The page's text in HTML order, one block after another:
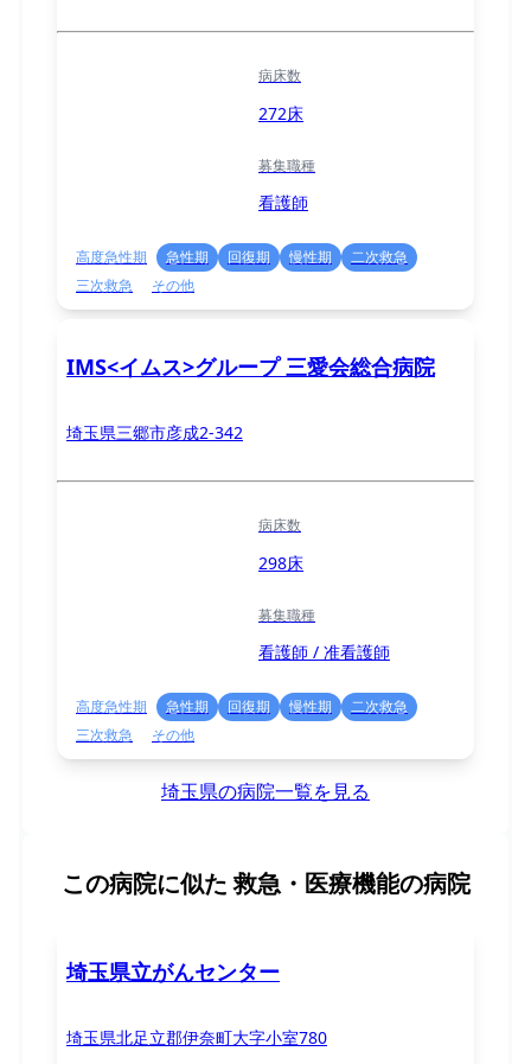
病床数
272床
募集職種
看護師
高度急性期 急性期 回復期 慢性期
二次救急
三次救急
その他
IMS<イムス>グループ 三愛会総合病院
埼玉県三郷市彦成2-342
病床数
298床
募集職種
看護師 / 准看護師
高度急性期 急性期 回復期 慢性期
二次救急
三次救急
その他
埼玉県の病院一覧を見る
この病院に似た 救急・医療機能の病院
埼玉県立がんセンター
埼玉県北足立郡伊奈町大字小室780